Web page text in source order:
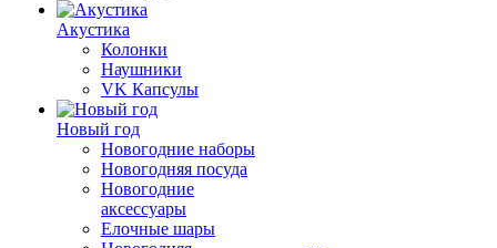
Акустика
Колонки
Наушники
VK Капсулы
Новый год
Новогодние наборы
Новогодняя посуда
Новогодние
аксессуары
Елочные шары